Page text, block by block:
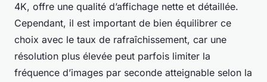
4K, offre une qualité d’affichage nette et détaillée.
Cependant, il est important de bien équilibrer ce
choix avec le taux de rafraîchissement, car une
résolution plus élevée peut parfois limiter la
fréquence d’images par seconde atteignable selon la